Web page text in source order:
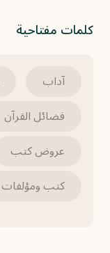
كلمات مفتاحية
آداب
فضائل القرآن
عروض كتب
كتب ومؤلفات